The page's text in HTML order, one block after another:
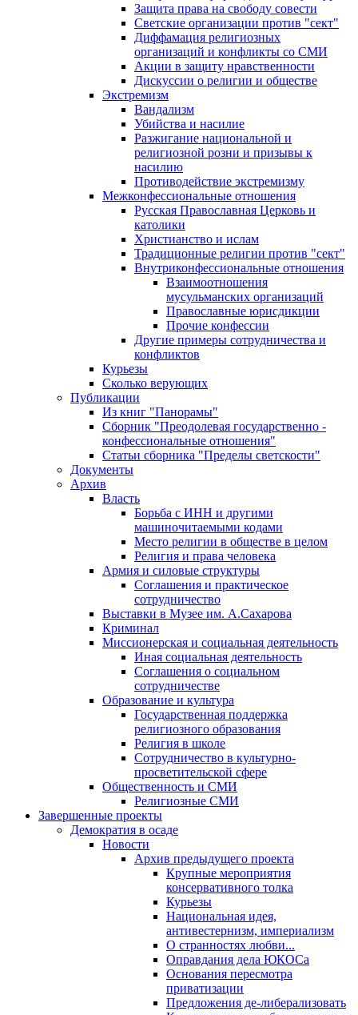
Защита права на свободу совести
Светские организации против "сект"
Диффамация религиозных
организаций и конфликты со СМИ
Акции в защиту нравственности
Дискуссии о религии и обществе
Экстремизм
Вандализм
Убийства и насилие
Разжигание национальной и
религиозной розни и призывы к
насилию
Противодействие экстремизму
Межконфессиональные отношения
Русская Православная Церковь и
католики
Христианство и ислам
Традиционные религии против "сект"
Внутриконфессиональные отношения
Взаимоотношения
мусульманских организаций
Православные юрисдикции
Прочие конфессии
Другие примеры сотрудничества и
конфликтов
Курьезы
Сколько верующих
Публикации
Из книг "Панорамы"
Сборник "Преодолевая государственно -
конфессиональные отношения"
Статьи сборника "Пределы светскости"
Документы
Архив
Власть
Борьба с ИНН и другими
машиночитаемыми кодами
Место религии в обществе в целом
Религия и права человека
Армия и силовые структуры
Соглашения и практическое
сотрудничество
Выставки в Музее им. А.Сахарова
Криминал
Миссионерская и социальная деятельность
Иная социальная деятельность
Соглашения о социальном
сотрудничестве
Образование и культура
Государственная поддержка
религиозного образования
Религия в школе
Сотрудничество в культурно-
просветительской сфере
Общественность и СМИ
Религиозные СМИ
Завершенные проекты
Демократия в осаде
Новости
Архив предыдущего проекта
Крупные мероприятия
консервативного толка
Курьезы
Национальная идея,
антивестернизм, империализм
О странностях любви...
Оправдания дела ЮКОСа
Основания пересмотра
приватизации
Предложения де-либерализовать